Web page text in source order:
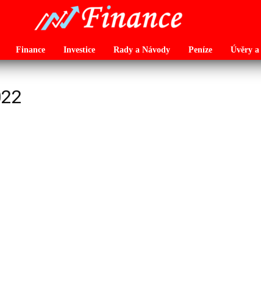
Finance Investice Rady a Návody Peníze Úvěry